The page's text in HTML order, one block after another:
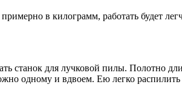
в килограмм, работать будет
станок для лучковой пилы. Полотно
одному и вдвоем. Ею легко